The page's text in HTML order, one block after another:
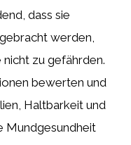
dass sie
werden,
zu gefährden.
bewerten und
Haltbarkeit und
Mundgesundheit